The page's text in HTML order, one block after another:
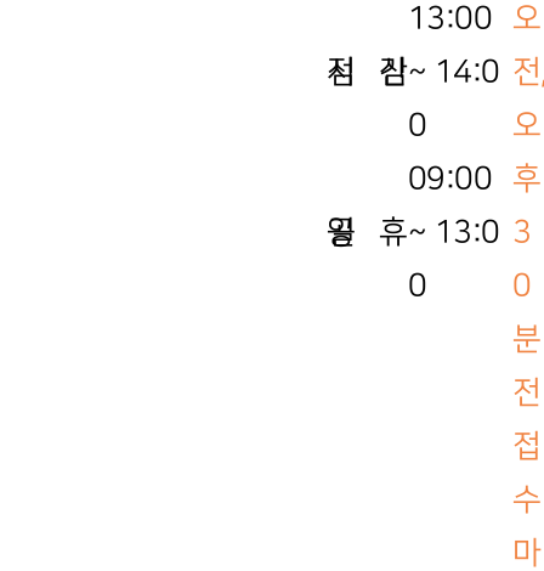
점 심 시 간
13:00
~ 14:0
0
공 휴 일
09:00
~ 13:0
0
오
오
후
3
0
분
전
접
수
마